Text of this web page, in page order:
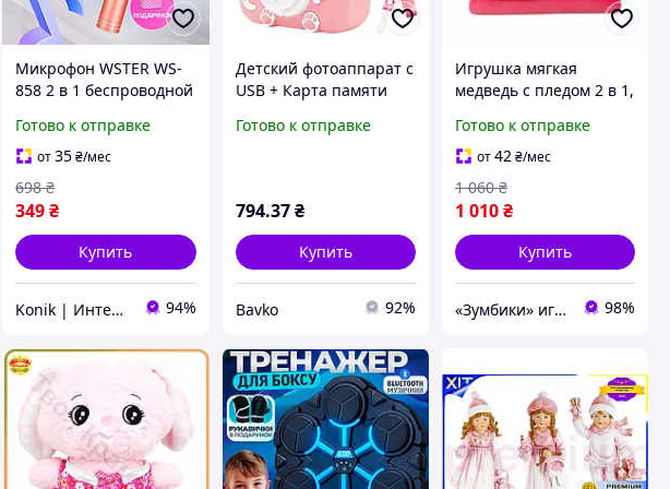
Микрофон WSTER WS-
858 2 в 1 беспроводной
динамиком для караоке
+ колонка на bluetooth
Подарок для детей
Готово к отправке
от35₴/мес
349₴
698 ₴
Купить
Konik | Интернет-магазин 94%
Детский фотоаппарат с
USB + Карта памяти
чехле для детей
Готово к отправке
794.37 ₴
Купить
Bavko 92%
Игрушка мягкая
медведь с пледом 2 в 1,
мишка трансформер
подушка одеяло,
подарок на праздник
Готово к отправке
от42₴/мес
1 010₴
1 060 ₴
Купить
«Зумбики» игрушки для детей 98%